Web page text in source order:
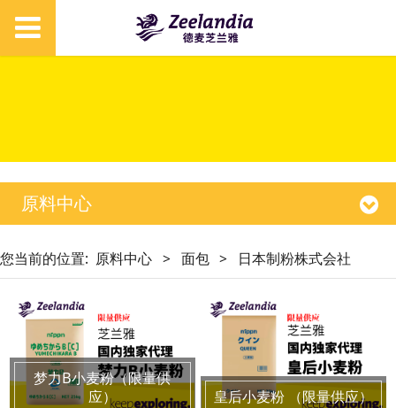
原料中心
您当前的位置: 原料中心 > 面包 > 日本制粉株式会社
梦力B小麦粉（限量供
应）
皇后小麦粉 （限量供应）